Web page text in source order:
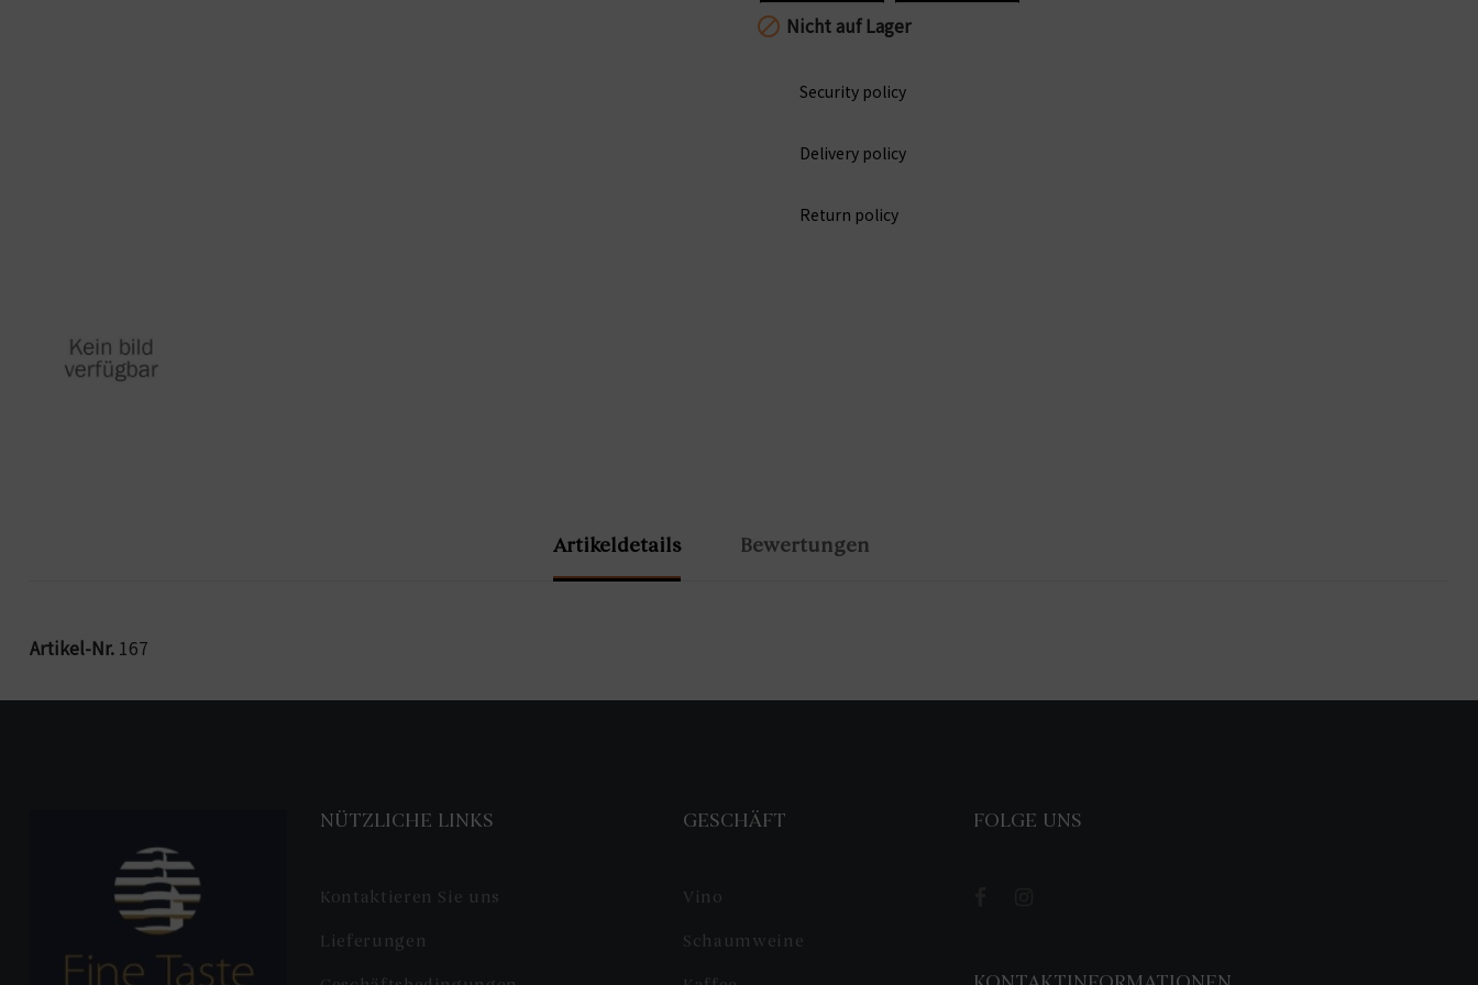
 Nicht auf Lager
Security policy
Delivery policy
Return policy
Artikeldetails Bewertungen
Artikel-Nr. 167
NÜTZLICHE LINKS
Kontaktieren Sie uns
Lieferungen
GESCHÄFT
Vino
Schaumweine
FOLGE UNS